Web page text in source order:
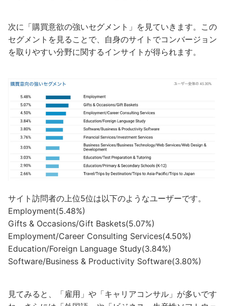
次に「購買意欲の強いセグメント」を見ていきます。この
セグメントを見ることで、自身のサイトでコンバージョン
を取りやすい分野に関するインサイトが得られます。
サイト訪問者の上位5位は以下のようなユーザーです。
Employment(5.48%)
Gifts & Occasions/Gift Baskets(5.07%)
Employment/Career Consulting Services(4.50%)
Education/Foreign Language Study(3.84%)
Software/Business & Productivity Software(3.80%)
見てみると、「雇用」や「キャリアコンサル」が多いです